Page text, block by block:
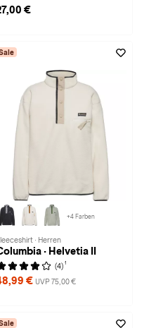
€
+4 Farben
· Herren
· Helvetia II
(4) 1
€ UVP 75,00 €